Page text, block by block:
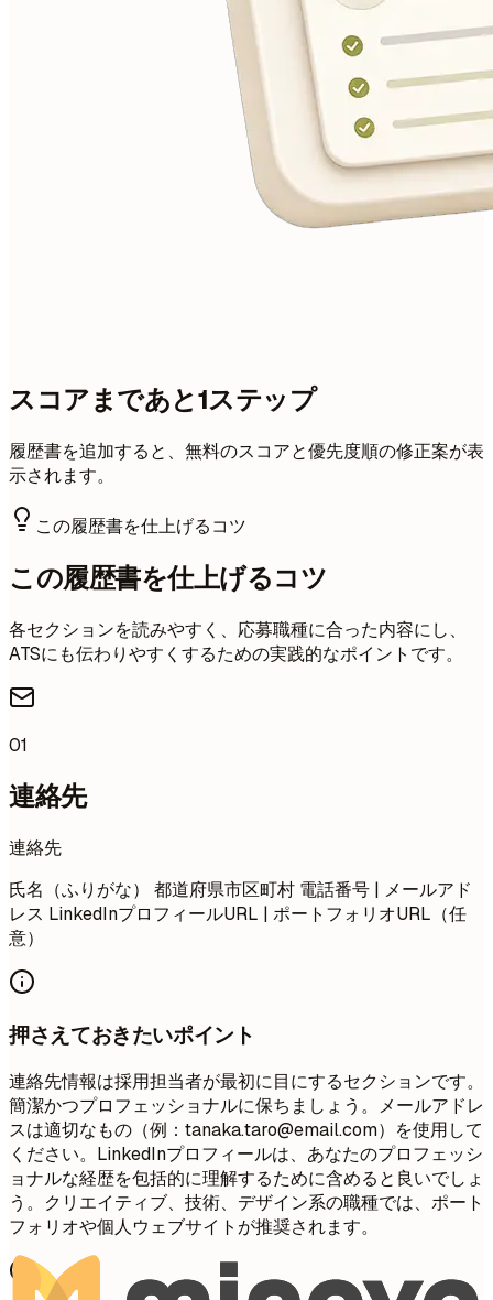
スコアまであと1ステップ
履歴書を追加すると、無料のスコアと優先度順の修正案が表
示されます。
この履歴書を仕上げるコツ
この履歴書を仕上げるコツ
各セクションを読みやすく、応募職種に合った内容にし、
ATSにも伝わりやすくするための実践的なポイントです。
01
連絡先
連絡先
氏名（ふりがな） 都道府県市区町村 電話番号 | メールアド
レス LinkedInプロフィールURL | ポートフォリオURL（任
意）
押さえておきたいポイント
連絡先情報は採用担当者が最初に目にするセクションです。
簡潔かつプロフェッショナルに保ちましょう。メールアドレ
スは適切なもの（例： tanaka.taro@email.com）を使用して
ください。LinkedInプロフィールは、あなたのプロフェッシ
ョナルな経歴を包括的に理解するために含めると良いでしょ
う。クリエイティブ、技術、デザイン系の職種では、ポート
フォリオや個人ウェブサイトが推奨されます。